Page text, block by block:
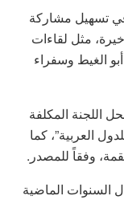
في تسهيل مشاركة
مثل لقاءات
الغيط وسفراء
اللجنة المكلفة
العربية”، كما
وفقاً للمصدر.
السنوات الماضية